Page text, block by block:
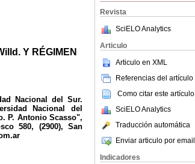
Revista
SciELO Analytics
Articulo
Articulo en XML
Referencias del artículo
Como citar este artículo
SciELO Analytics
Traducción automática
Enviar articulo por email
Indicadores
Y RÉGIMEN
Nacional del Sur.
Nacional del
P. Antonio Scasso",
580, (2900), San